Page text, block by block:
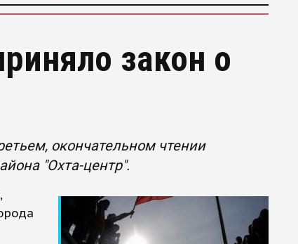
закон о
окончательном чтении
"Охта-центр".